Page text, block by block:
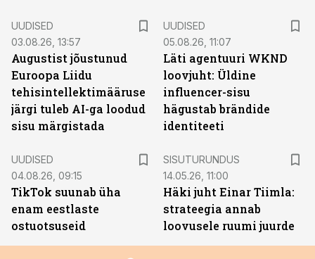
UUDISED
03.08.26, 13:57
Augustist jõustunud
Euroopa Liidu
tehisintellektimääruse
järgi tuleb AI-ga loodud
sisu märgistada
UUDISED
05.08.26, 11:07
Läti agentuuri WKND
loovjuht: Üldine
influencer-sisu
hägustab brändide
identiteeti
UUDISED
04.08.26, 09:15
TikTok suunab üha
enam eestlaste
ostuotsuseid
SISUTURUNDUS
14.05.26, 11:00
Häki juht Einar Tiimla:
strateegia annab
loovusele ruumi juurde